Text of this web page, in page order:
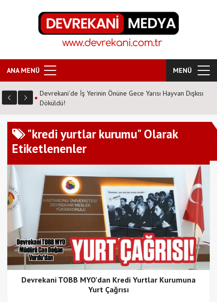
ANA MENÜ MENÜ
Devrekani’de İş Yerinin Önüne Gece Yarısı Hayvan Dışkısı
Döküldü!
"kredi yurtlar kurumu" Olarak
Etiketlenenler
Devrekani TOBB MYO’dan Kredi Yurtlar Kurumuna
Yurt Çağrısı